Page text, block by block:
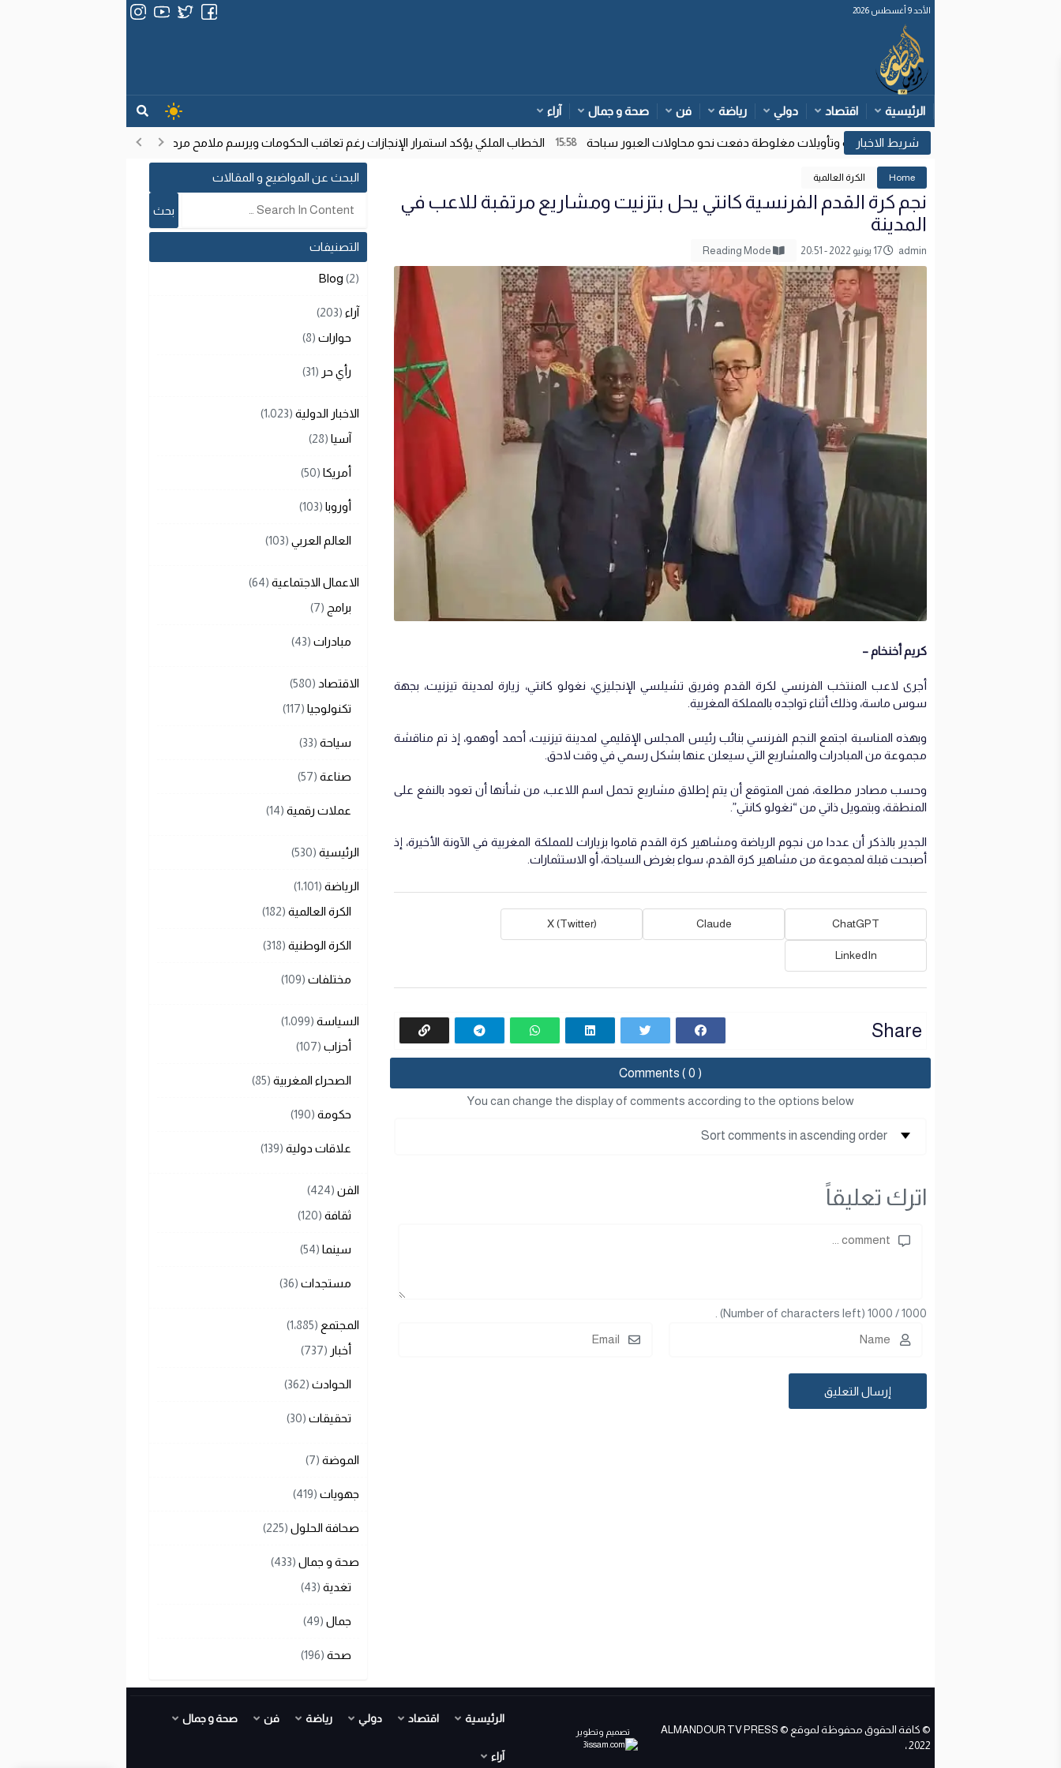
الأحد 9 أغسطس 2026
الرئيسية اقتصاد دولي رياضة فن صحة و جمال آراء
وزارة الداخلية: قرارات قضائية إسبانية وتأويلات مغلوطة دفعت نحو محاولات العبور سباحة 15:58 الخطاب الملكي يؤكد استمرار الإنجازات رغم تعاقب الحكومات ويرسم ملامح مرحلة تنموية جديدة
Home الكرة العالمية
نجم كرة القدم الفرنسية كانتي يحل بتزنيت ومشاريع مرتقبة للاعب في
المدينة
admin
كريم أخنخام –
أجرى لاعب المنتخب الفرنسي لكرة القدم وفريق تشيلسي الإنجليزي، نغولو كانتي، زيارة لمدينة تيزنيت، بجهة
سوس ماسة، وذلك أثناء تواجده بالمملكة المغربية.
وبهذه المناسبة اجتمع النجم الفرنسي بنائب رئيس المجلس الإقليمي لمدينة تيزنيت، أحمد أوهمو، إذ تم مناقشة
مجموعة من المبادرات والمشاريع التي سيعلن عنها بشكل رسمي في وقت لاحق.
وحسب مصادر مطلعة، فمن المتوقع أن يتم إطلاق مشاريع تحمل اسم اللاعب، من شأنها أن تعود بالنفع على
المنطقة، وبتمويل ذاتي من “نغولو كانتي”.
الجدير بالذكر أن عددا من نجوم الرياضة ومشاهير كرة القدم قاموا بزيارات للمملكة المغربية في الآونة الأخيرة، إذ
أصبحت قبلة لمجموعة من مشاهير كرة القدم، سواء بغرض السياحة، أو الاستثمارات.
ChatGPT
Claude
X (Twitter)
LinkedIn
Share
Comments ( 0 )
You can change the display of comments according to the options below
اترك تعليقاً
1000
/
1000
(Number of characters left) .
البحث عن المواضيع و المقالات
التصنيفات
Blog (2)
آراء (203)
حوارات (8)
رأي حر (31)
الاخبار الدولية (1٬023)
آسيا (28)
أمريكا (50)
أوروبا (103)
العالم العربي (103)
الاعمال الاجتماعية (64)
برامج (7)
مبادرات (43)
الاقتصاد (580)
تكنولوجيا (117)
سياحة (33)
صناعة (57)
عملات رقمية (14)
الرئيسية (530)
الرياضة (1٬101)
الكرة العالمية (182)
الكرة الوطنية (318)
مختلفات (109)
السياسة (1٬099)
أحزاب (107)
الصحراء المغربية (85)
حكومة (190)
علاقات دولية (139)
الفن (424)
ثقافة (120)
سينما (54)
مستجدات (36)
المجتمع (1٬885)
أخبار (737)
الحوادث (362)
تحقيقات (30)
الموضة (7)
جهويات (419)
صحافة الحلول (225)
صحة و جمال (433)
تغدية (43)
جمال (49)
صحة (196)
© كافة الحقوق محفوظة لموقع ALMANDOUR TV PRESS ©
2022 ،
تصميم وتطوير
الرئيسية اقتصاد دولي رياضة فن صحة و جمال
آراء